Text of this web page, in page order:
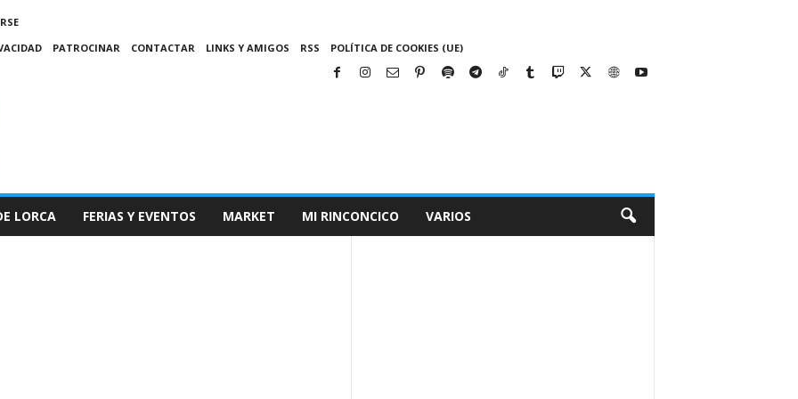
PATROCINAR CONTACTAR LINKS Y AMIGOS RSS POLÍTICA DE COOKIES (UE)
LORCA FERIAS Y EVENTOS MARKET MI RINCONCICO VARIOS